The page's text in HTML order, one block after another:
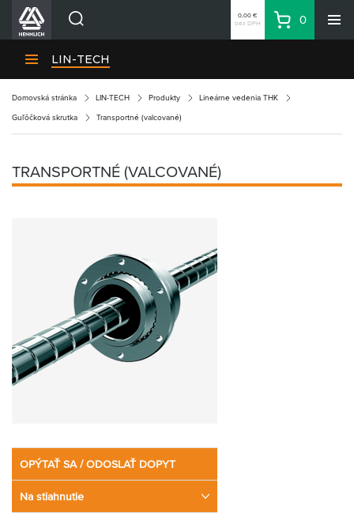
Divízie HENNLICH
Kariéra
Kontakty
Nákupný zoznam
Partner Zone
0,00 €
bez DPH
Košík
0
LIN-TECH
Domovská stránka LIN-TECH Produkty Lineárne vedenia THK
Guľôčková skrutka Transportné (valcované)
TRANSPORTNÉ (VALCOVANÉ)
OPÝTAŤ SA / ODOSLAŤ DOPYT
Na stiahnutie